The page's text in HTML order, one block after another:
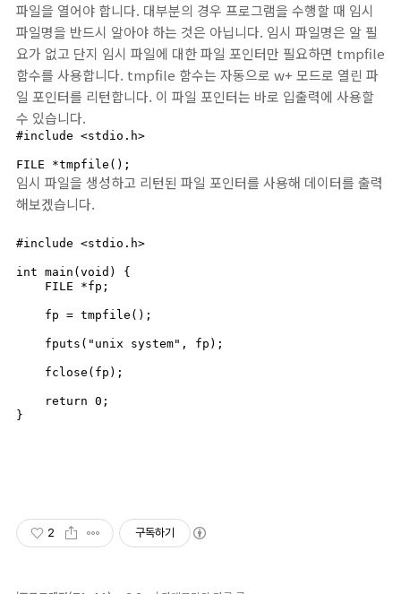
파일을 열어야 합니다. 대부분의 경우 프로그램을 수행할 때 임시
파일명을 반드시 알아야 하는 것은 아닙니다. 임시 파일명은 알 필
요가 없고 단지 임시 파일에 대한 파일 포인터만 필요하면 tmpfile
함수를 사용합니다. tmpfile 함수는 자동으로 w+ 모드로 열린 파
일 포인터를 리턴합니다. 이 파일 포인터는 바로 입출력에 사용할
수 있습니다.
#include <stdio.h>
FILE *tmpfile();
임시 파일을 생성하고 리턴된 파일 포인터를 사용해 데이터를 출력
해보겠습니다.
#include <stdio.h>
int main(void) {
}
2 구독하기